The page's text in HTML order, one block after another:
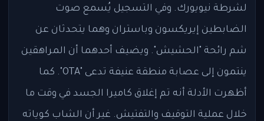
لشرطة نيويورك. وفي التسجيل يُسمع صوت
الضابطين إيريكسون وباستران وهما يتحدثان عن
شم رائحة "الحشيش". ويضيف أحدهما أن المراهقين
ينتمون إلى عصابة منطقة عنيفة تدعى "OTA". كما
أظهرت الأدلة أنه تم إغلاق كاميرا الجسد في وقت ما
خلال عملية التوقيف والتفتيش. غير أن الشاب كوياته